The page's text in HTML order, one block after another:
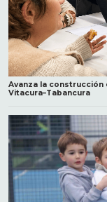
Avanza la construcción
Vitacura–Tabancura